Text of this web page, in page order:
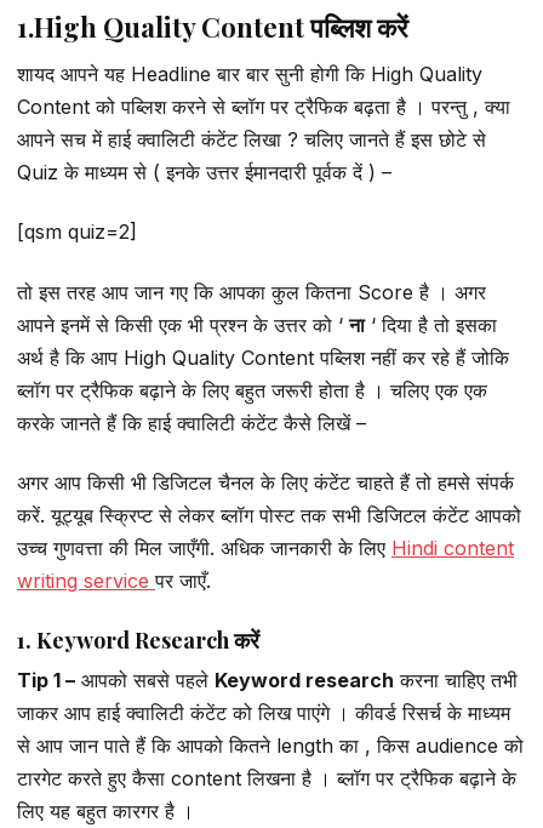
1.High Quality Content पब्लिश करें
शायद आपने यह Headline बार बार सुनी होगी कि High Quality
Content को पब्लिश करने से ब्लॉग पर ट्रैफिक बढ़ता है । परन्तु , क्या
आपने सच में हाई क्वालिटी कंटेंट लिखा ? चलिए जानते हैं इस छोटे से
Quiz के माध्यम से ( इनके उत्तर ईमानदारी पूर्वक दें ) –
[qsm quiz=2]
तो इस तरह आप जान गए कि आपका कुल कितना Score है । अगर
आपने इनमें से किसी एक भी प्रश्न के उत्तर को ‘ना‘ दिया है तो इसका
अर्थ है कि आप High Quality Content पब्लिश नहीं कर रहे हैं जोकि
ब्लॉग पर ट्रैफिक बढ़ाने के लिए बहुत जरूरी होता है । चलिए एक एक
करके जानते हैं कि हाई क्वालिटी कंटेंट कैसे लिखें –
अगर आप किसी भी डिजिटल चैनल के लिए कंटेंट चाहते हैं तो हमसे संपर्क
करें. यूट्यूब स्क्रिप्ट से लेकर ब्लॉग पोस्ट तक सभी डिजिटल कंटेंट आपको
उच्च गुणवत्ता की मिल जाएँगी. अधिक जानकारी के लिए Hindi content
writing serviceपर जाएँ.
1. Keyword Research करें
Tip 1 – आपको सबसे पहले Keyword research करना चाहिए तभी
जाकर आप हाई क्वालिटी कंटेंट को लिख पाएंगे । कीवर्ड रिसर्च के माध्यम
से आप जान पाते हैं कि आपको कितने length का , किस audience को
टारगेट करते हुए कैसा content लिखना है । ब्लॉग पर ट्रैफिक बढ़ाने के
लिए यह बहुत कारगर है ।